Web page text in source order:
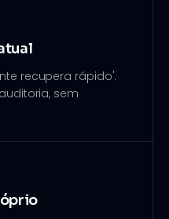
recupera rápido'.
sem